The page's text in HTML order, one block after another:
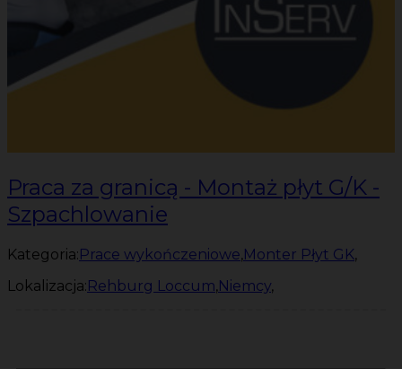
Praca za granicą - Montaż płyt G/K -
Szpachlowanie
Kategoria:Prace wykończeniowe,Monter Płyt GK,
Lokalizacja:Rehburg Loccum,Niemcy,